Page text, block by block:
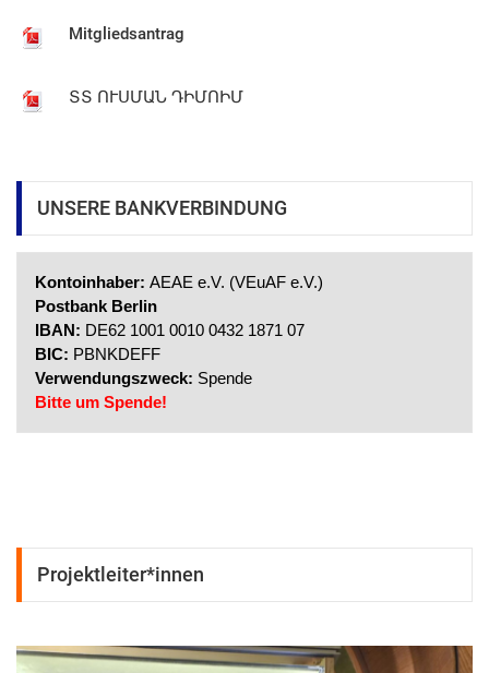
Tätigkeitsbericht-2015
Tätigkeitsbericht-2017
Tätigkeitsbericht-2018
Tätigkeitsbericht-2019
Mitgliedsantrag
ՏՏ ՈՒՍՄԱՆ ԴԻՄՈԻՄ
UNSERE BANKVERBINDUNG
Kontoinhaber: AEAE e.V. (VEuAF e.V.)
Postbank Berlin
IBAN: DE62 1001 0010 0432 1871 07
BIC: PBNKDEFF
Verwendungszweck: Spende
Bitte um Spende!
Projektleiter*innen